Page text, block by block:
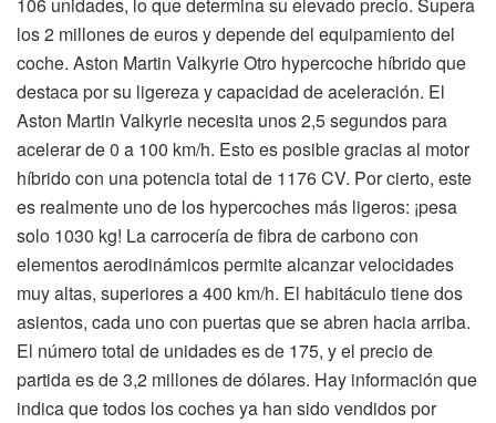
106 unidades, lo que determina su elevado precio. Supera
los 2 millones de euros y depende del equipamiento del
coche. Aston Martin Valkyrie Otro hypercoche híbrido que
destaca por su ligereza y capacidad de aceleración. El
Aston Martin Valkyrie necesita unos 2,5 segundos para
acelerar de 0 a 100 km/h. Esto es posible gracias al motor
híbrido con una potencia total de 1176 CV. Por cierto, este
es realmente uno de los hypercoches más ligeros: ¡pesa
solo 1030 kg! La carrocería de fibra de carbono con
elementos aerodinámicos permite alcanzar velocidades
muy altas, superiores a 400 km/h. El habitáculo tiene dos
asientos, cada uno con puertas que se abren hacia arriba.
El número total de unidades es de 175, y el precio de
partida es de 3,2 millones de dólares. Hay información que
indica que todos los coches ya han sido vendidos por